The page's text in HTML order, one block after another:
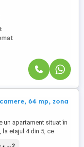
construit aduce
redusă, iar
64 mp, zona
un apartament situat în
la etajul 4 din 5, ce
2